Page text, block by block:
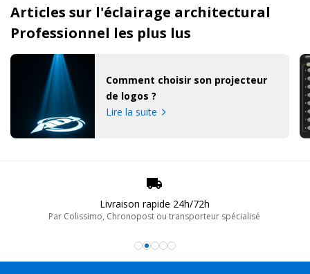
Articles sur l'éclairage architectural
Professionnel les plus lus
Comment choisir son projecteur
de logos ?
Lire la suite
Livraison rapide 24h/72h
Par Colissimo, Chronopost ou transporteur spécialisé